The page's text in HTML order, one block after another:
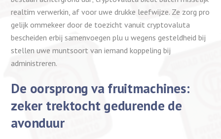
realtim verwerkin, af voor uwe drukke leefwijze. Ze zorg pro
gelijk ommekeer door de toezicht vanuit cryptovaluta
bescheiden erbij samenvoegen plu u wegens gesteldheid bij
stellen uwe muntsoort van iemand koppeling bij
administreren.
De oorsprong va fruitmachines:
zeker trektocht gedurende de
avonduur